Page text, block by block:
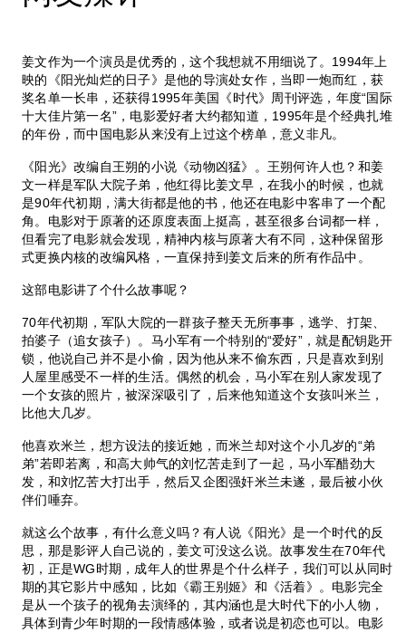
姜文作为一个演员是优秀的，这个我想就不用细说了。1994年上
映的《阳光灿烂的日子》是他的导演处女作，当即一炮而红，获
奖名单一长串，还获得1995年美国《时代》周刊评选，年度“国际
十大佳片第一名”，电影爱好者大约都知道，1995年是个经典扎堆
的年份，而中国电影从来没有上过这个榜单，意义非凡。
《阳光》改编自王朔的小说《动物凶猛》。王朔何许人也？和姜
文一样是军队大院子弟，他红得比姜文早，在我小的时候，也就
是90年代初期，满大街都是他的书，他还在电影中客串了一个配
角。电影对于原著的还原度表面上挺高，甚至很多台词都一样，
但看完了电影就会发现，精神内核与原著大有不同，这种保留形
式更换内核的改编风格，一直保持到姜文后来的所有作品中。
这部电影讲了个什么故事呢？
70年代初期，军队大院的一群孩子整天无所事事，逃学、打架、
拍婆子（追女孩子）。马小军有一个特别的“爱好”，就是配钥匙开
锁，他说自己并不是小偷，因为他从来不偷东西，只是喜欢到别
人屋里感受不一样的生活。偶然的机会，马小军在别人家发现了
一个女孩的照片，被深深吸引了，后来他知道这个女孩叫米兰，
比他大几岁。
他喜欢米兰，想方设法的接近她，而米兰却对这个小几岁的“弟
弟”若即若离，和高大帅气的刘忆苦走到了一起，马小军醋劲大
发，和刘忆苦大打出手，然后又企图强奸米兰未遂，最后被小伙
伴们唾弃。
就这么个故事，有什么意义吗？有人说《阳光》是一个时代的反
思，那是影评人自己说的，姜文可没这么说。故事发生在70年代
初，正是WG时期，成年人的世界是个什么样子，我们可以从同时
期的其它影片中感知，比如《霸王别姬》和《活着》。电影完全
是从一个孩子的视角去演绎的，其内涵也是大时代下的小人物，
具体到青少年时期的一段情感体验，或者说是初恋也可以。电影